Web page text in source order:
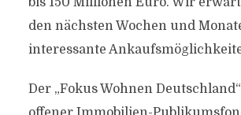
den nächsten Wochen und
interessante
Der „Fokus Wohnen